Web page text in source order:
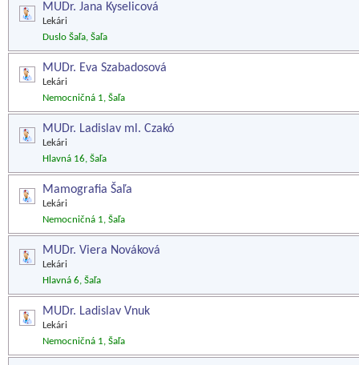
MUDr. Jana Kyselicová
Lekári
Duslo Šaľa, Šaľa
MUDr. Eva Szabadosová
Lekári
Nemocničná 1, Šaľa
MUDr. Ladislav ml. Czakó
Lekári
Hlavná 16, Šaľa
Mamografia Šaľa
Lekári
Nemocničná 1, Šaľa
MUDr. Viera Nováková
Lekári
Hlavná 6, Šaľa
MUDr. Ladislav Vnuk
Lekári
Nemocničná 1, Šaľa